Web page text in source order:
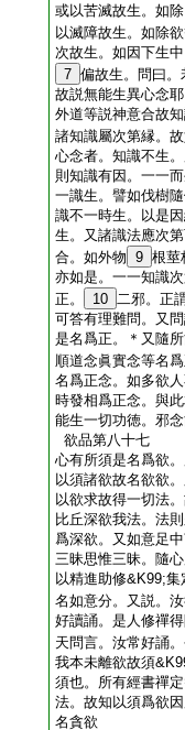
或以苦滅故生。如
以滅障故生。如除
次故生。如因下生
7 偏故生。問曰
故説無能生異心念
外道等説神意合故
諸知識屬次第縁。
心念者。知識不生
則知識有因。一一
一識生。譬如伐樹
識不一時生。以是
生。又諸識法應次
合。如外物 9 根莖
亦如是。一一知識
正。
10 二邪。正
可答有理難問。又
是名爲正。＊又隨
順道念眞實念等名
名爲正念。如多欲
時發相爲正念。與
能生一切功徳。邪
欲品第八十七
心有所須是名爲欲
以須諸欲故名欲欲
以欲求故得一切法
比丘深欲我法。法
爲深欲。又如意足
三昧思惟三昧。隨
以精進助修&K99;
名如意分。又説。
好讀誦。是人修禪
天問言。汝常好誦
我本未離欲故須
須也。所有經書禪
法。故知以須爲欲
名貪欲